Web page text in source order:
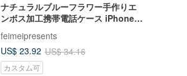
ナチュラルブルーフラワー手作りエ
ンボス加工携帯電話ケース iPhone
16 Pro Max Samsung S25 シリーズ
用
feimeipresents
US$ 23.92 US$ 34.16
カスタム可